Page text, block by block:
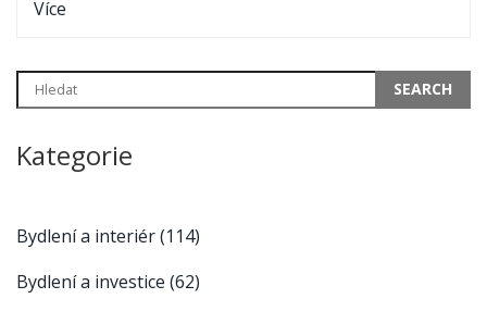
které z vás nenechá chladným.
Více
Kategorie
Bydlení a interiér(114)
Bydlení a investice (62)